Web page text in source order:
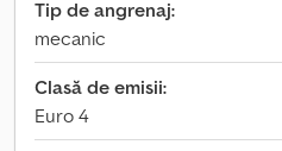
Tip de angrenaj:
mecanic
Clasă de emisii:
Euro 4